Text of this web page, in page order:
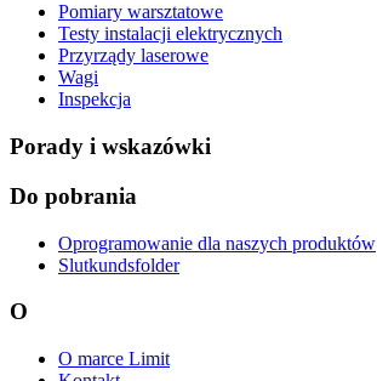
Pomiary warsztatowe
Testy instalacji elektrycznych
Przyrządy laserowe
Wagi
Inspekcja
Porady i wskazówki
Do pobrania
Oprogramowanie dla naszych produktów
Slutkundsfolder
O
O marce Limit